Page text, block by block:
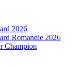
2026
Romandie 2026
Champion